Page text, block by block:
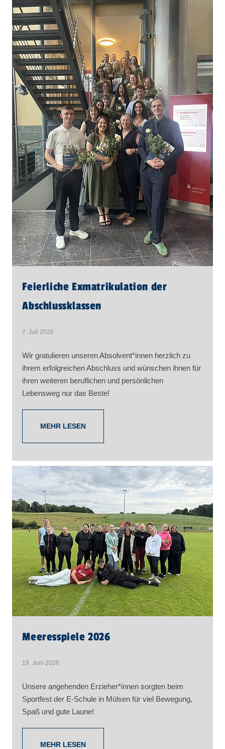
Feierliche Exmatrikulation der
Abschlussklassen
7. Juli 2026
Wir gratulieren unseren Absolvent*innen herzlich zu
ihrem erfolgreichen Abschluss und wünschen ihnen für
ihren weiteren beruflichen und persönlichen
Lebensweg nur das Beste!
MEHR LESEN
Meeresspiele 2026
19. Juni 2026
Unsere angehenden Erzieher*innen sorgten beim
Sportfest der E‑Schule in Mülsen für viel Bewegung,
Spaß und gute Laune!
MEHR LESEN